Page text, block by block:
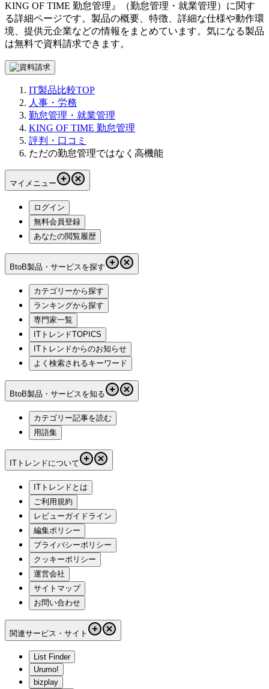
KING OF TIME 勤怠管理』（勤怠管理・就業管理）に関す
る詳細ページです。製品の概要、特徴、詳細な仕様や動作環
境、提供元企業などの情報をまとめています。気になる製品
は無料で資料請求できます。
IT製品比較TOP
人事・労務
勤怠管理・就業管理
KING OF TIME 勤怠管理
評判・口コミ
ただの勤怠管理ではなく高機能
マイメニュー
ログイン
無料会員登録
あなたの閲覧履歴
BtoB製品・サービスを探す
カテゴリーから探す
ランキングから探す
専門家一覧
ITトレンドTOPICS
ITトレンドからのお知らせ
よく検索されるキーワード
BtoB製品・サービスを知る
カテゴリー記事を読む
用語集
ITトレンドについて
ITトレンドとは
ご利用規約
レビューガイドライン
編集ポリシー
プライバシーポリシー
クッキーポリシー
運営会社
サイトマップ
お問い合わせ
関連サービス・サイト
List Finder
Urumo!
bizplay